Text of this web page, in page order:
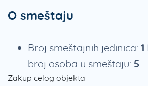
O smeštaju
Broj smeštajnih jedinica: 1
broj osoba u smeštaju: 5
Zakup celog objekta